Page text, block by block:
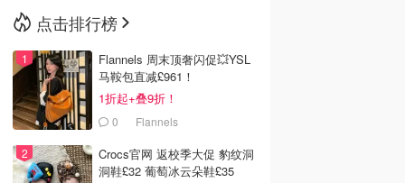
点击排行榜
Flannels 周末顶奢闪促💥YSL
马鞍包直减£961！
1折起+叠9折！
0 Flannels
Crocs官网 返校季大促 豹纹洞
洞鞋£32 葡萄冰云朵鞋£35